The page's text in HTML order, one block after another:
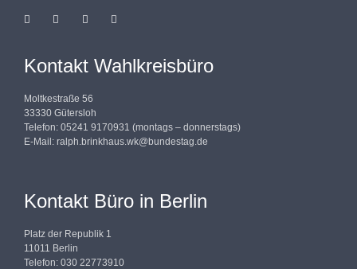
Kontakt Wahlkreisbüro
Moltkestraße 56
33330 Gütersloh
Telefon: 05241 9170931 (montags – donnerstags)
E-Mail: ralph.brinkhaus.wk@bundestag.de
Kontakt Büro in Berlin
Platz der Republik 1
11011 Berlin
Telefon: 030 22773910